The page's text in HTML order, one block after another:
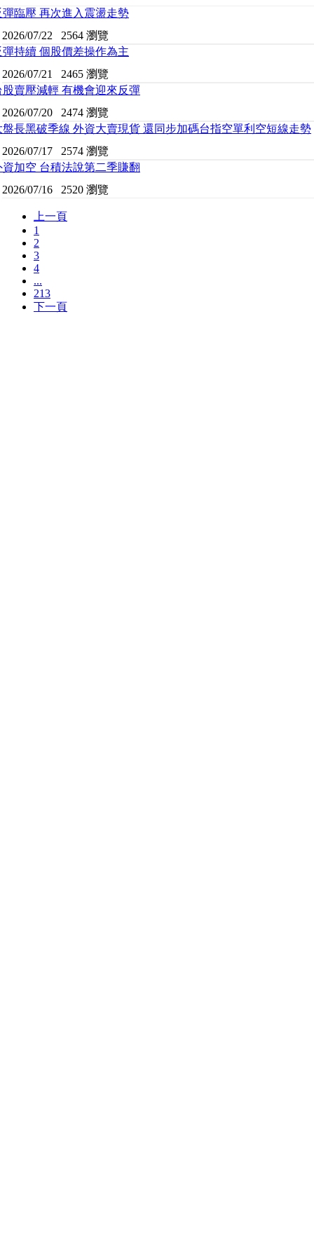
彈臨壓 再次進入震盪走勢
2026/07/22
2564 瀏覽
彈持續 個股價差操作為主
2026/07/21
2465 瀏覽
股賣壓減輕 有機會迎來反彈
2026/07/20
2474 瀏覽
盤長黑破季線 外資大賣現貨 還同步加碼台指空單利空短線走勢
2026/07/17
2574 瀏覽
資加空 台積法說第二季賺翻
2026/07/16
2520 瀏覽
上一頁
1
2
3
4
...
213
下一頁